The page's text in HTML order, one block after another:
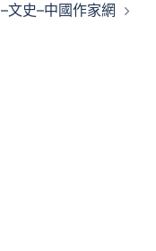
–文史–中國作家網